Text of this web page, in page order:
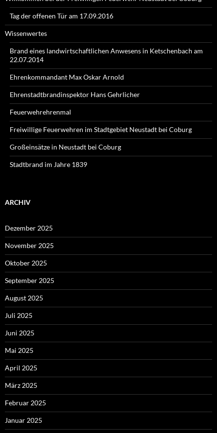
Tag der offenen Tür am 17.09.2016
Wissenwertes
Brand eines landwirtschaftlichen Anwesens in Ketschenbach am
22.07.2014
Ehrenkommandant Max Oskar Arnold
Ehrenstadtbrandinspektor Hans Gehrlicher
Feuerwehrehrenmal
Freiwillige Feuerwehren im Stadtgebiet Neustadt bei Coburg
Großeinsätze in Neustadt bei Coburg
Stadtbrand im Jahre 1839
ARCHIV
Dezember 2025
November 2025
Oktober 2025
September 2025
August 2025
Juli 2025
Juni 2025
Mai 2025
April 2025
März 2025
Februar 2025
Januar 2025